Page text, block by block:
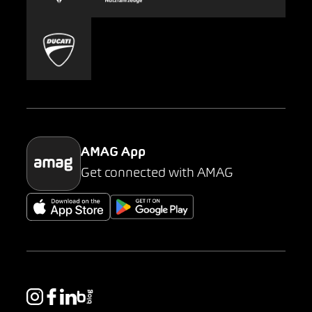
Carsharing
Mobility-as-a-Service
Parking
AMAG App
Get connected with AMAG